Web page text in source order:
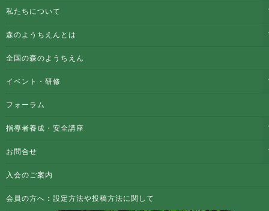
私たちについて
森のようちえんとは
全国の森のようちえん
イベント・研修
フォーラム
指導者養成・安全講座
お問合せ
入会のご案内
会員の方へ：設定方法や投稿方法に関して